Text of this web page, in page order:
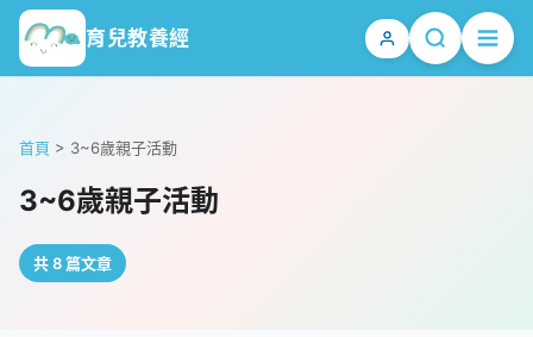
育兒教養經
首頁 > 3~6歲親子活動
3~6歲親子活動
共 8 篇文章